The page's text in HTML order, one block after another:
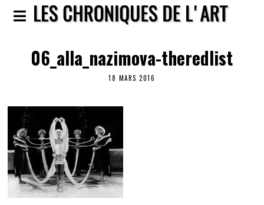
06_alla_nazimova-theredlist
18 MARS 2016